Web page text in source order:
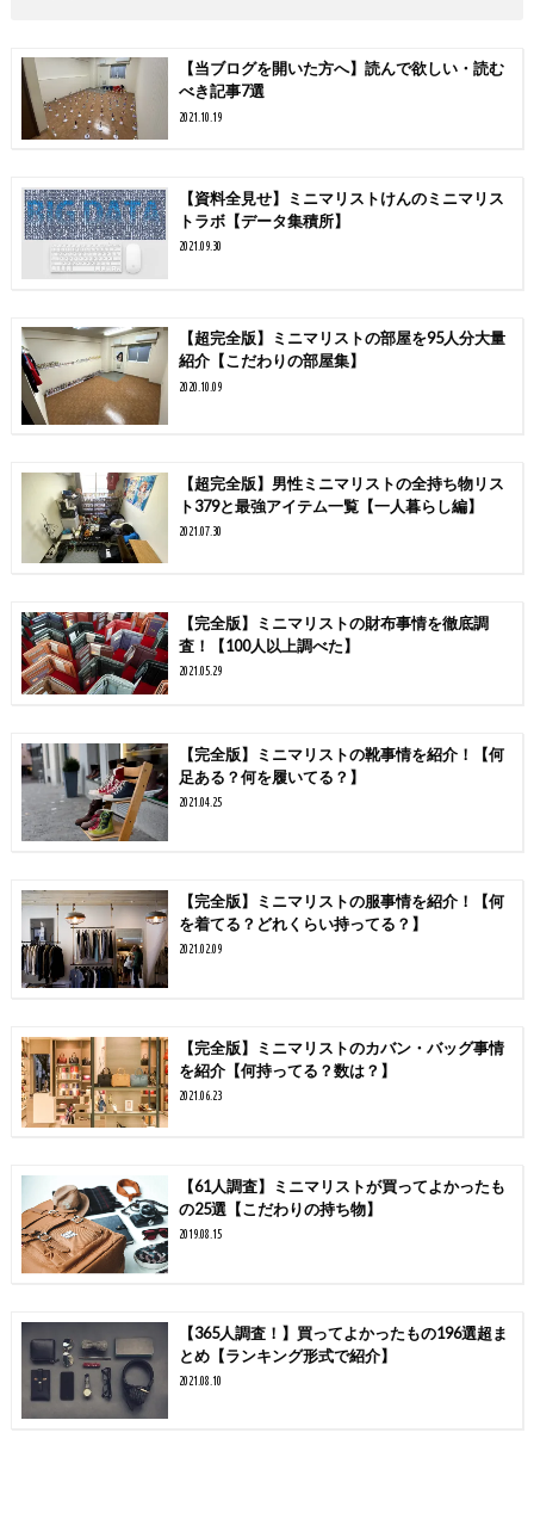
【当ブログを開いた方へ】読んで欲しい・読む
べき記事7選
2021.10.19
【資料全見せ】ミニマリストけんのミニマリス
トラボ【データ集積所】
2021.09.30
【超完全版】ミニマリストの部屋を95人分大量
紹介【こだわりの部屋集】
2020.10.09
【超完全版】男性ミニマリストの全持ち物リス
ト379と最強アイテム一覧【一人暮らし編】
2021.07.30
【完全版】ミニマリストの財布事情を徹底調
査！【100人以上調べた】
2021.05.29
【完全版】ミニマリストの靴事情を紹介！【何
足ある？何を履いてる？】
2021.04.25
【完全版】ミニマリストの服事情を紹介！【何
を着てる？どれくらい持ってる？】
2021.02.09
【完全版】ミニマリストのカバン・バッグ事情
を紹介【何持ってる？数は？】
2021.06.23
【61人調査】ミニマリストが買ってよかったも
の25選【こだわりの持ち物】
2019.08.15
【365人調査！】買ってよかったもの196選超ま
とめ【ランキング形式で紹介】
2021.08.10